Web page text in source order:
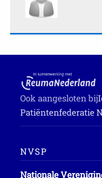
Ook aangesloten bij
Patiëntenfederatie
NVSP
Nationale